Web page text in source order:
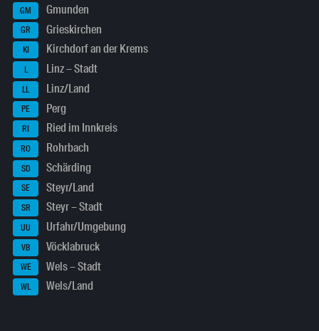
GM Gmunden
GR Grieskirchen
KI Kirchdorf an der Krems
L Linz – Stadt
LL Linz/Land
PE Perg
RI Ried im Innkreis
RO Rohrbach
SD Schärding
SE Steyr/Land
SR Steyr – Stadt
UU Urfahr/Umgebung
VB Vöcklabruck
WE Wels – Stadt
WL Wels/Land